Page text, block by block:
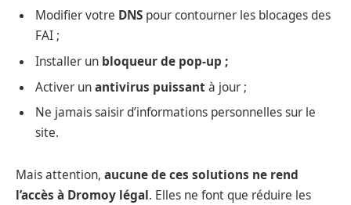
Modifier votre DNS pour contourner les blocages des
FAI ;
Installer un bloqueur de pop-up ;
Activer unantivirus puissantà jour ;
Ne jamais saisir d’informations personnelles sur le
site.
Mais attention, aucune de ces solutions ne rend
l’accès à Dromoy légal. Elles ne font que réduire les